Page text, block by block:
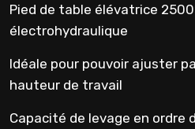
Pied de table élévatrice
électrohydraulique
Idéale pour pouvoir ajuster
hauteur de travail
Capacité de levage en ordre